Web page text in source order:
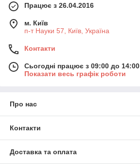
Працює з 26.04.2016
м. Київ
п-т Науки 57, Київ, Україна
Контакти
Сьогодні працює з 09:00 до 14:00
Показати весь графік роботи
Про нас
Контакти
Доставка та оплата